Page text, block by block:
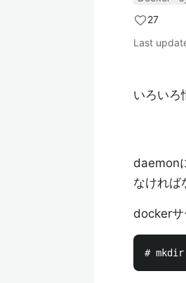
27
Last
いろいろ
daemon
なければ
dockerサ